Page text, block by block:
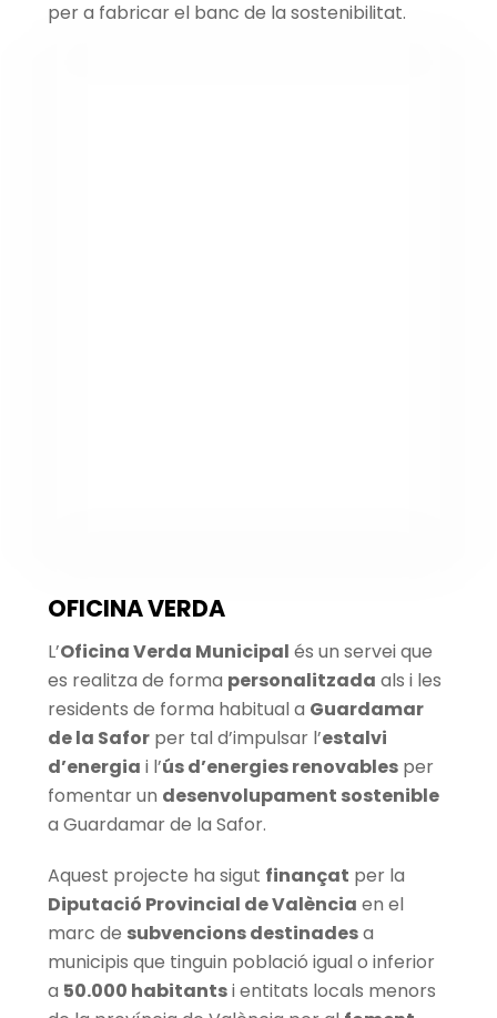
per a fabricar el banc de la sostenibilitat.
OFICINA VERDA
L’Oficina Verda Municipal és un servei que
es realitza de forma personalitzada als i les
residents de forma habitual a Guardamar
de la Saforper tal d’impulsar l’estalvi
d’energia i l’ús d’energies renovablesper
fomentar un desenvolupament sostenible
a Guardamar de la Safor.
Aquest projecte ha sigut finançat per la
Diputació Provincial de València en el
marc de subvencions destinadesa
municipis que tinguin població igual o inferior
a 50.000 habitantsi entitats locals menors